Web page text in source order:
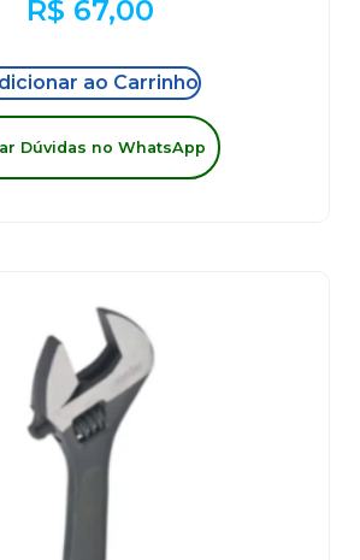
R$ 67,00
ao Carrinho
Dúvidas no WhatsApp